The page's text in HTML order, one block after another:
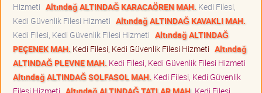
Hizmeti Altındağ ALTINDAĞ KARACAÖREN MAH. Kedi Filesi,
Kedi Güvenlik Filesi Hizmeti Altındağ ALTINDAĞ KAVAKLI MAH.
Kedi Filesi, Kedi Güvenlik Filesi Hizmeti Altındağ ALTINDAĞ
PEÇENEK MAH. Kedi Filesi, Kedi Güvenlik Filesi Hizmeti Altındağ
ALTINDAĞ PLEVNE MAH. Kedi Filesi, Kedi Güvenlik Filesi Hizmeti
Altındağ ALTINDAĞ SOLFASOL MAH. Kedi Filesi, Kedi Güvenlik